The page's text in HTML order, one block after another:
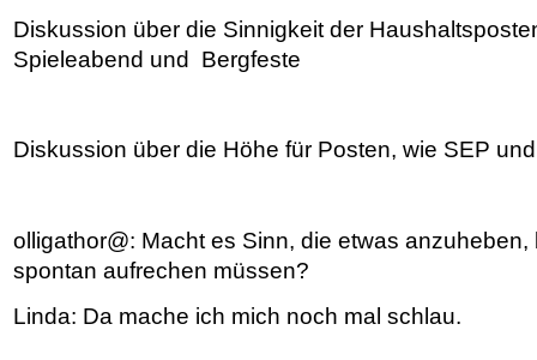
Diskussion über die Sinnigkeit der
Spieleabend und Bergfeste
Diskussion über die Höhe für Posten, wie SEP
olligathor@: Macht es Sinn, die etwas anzuheben,
spontan aufrechen müssen?
Linda: Da mache ich mich noch mal schlau.